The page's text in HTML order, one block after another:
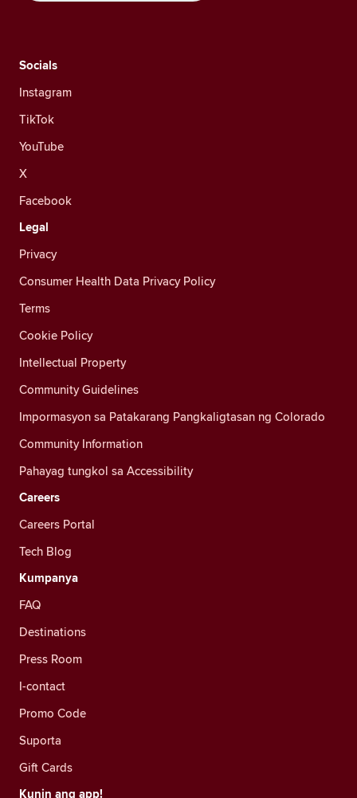
Socials
Instagram
TikTok
YouTube
X
Facebook
Legal
Privacy
Consumer Health Data Privacy Policy
Terms
Cookie Policy
Intellectual Property
Community Guidelines
Impormasyon sa Patakarang Pangkaligtasan ng Colorado
Community Information
Pahayag tungkol sa Accessibility
Careers
Careers Portal
Tech Blog
Kumpanya
FAQ
Destinations
Press Room
I-contact
Promo Code
Suporta
Gift Cards
Kunin ang app!